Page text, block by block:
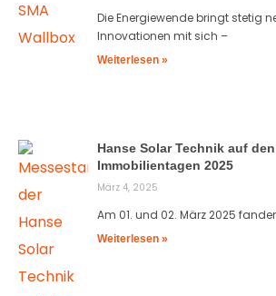
Die Energiewende bringt stetig
Innovationen mit sich –
Weiterlesen »
Hanse Solar Technik auf
Immobilientagen 2025
März 4, 2025
Am 01. und 02. März 2025
Weiterlesen »